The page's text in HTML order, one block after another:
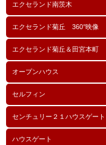
エクセランド南茨木
エクセランド菊丘 360°映像
エクセランド菊丘＆田宮本町
オープンハウス
セルフィン
センチュリー２１ハウスゲート
ハウスゲート